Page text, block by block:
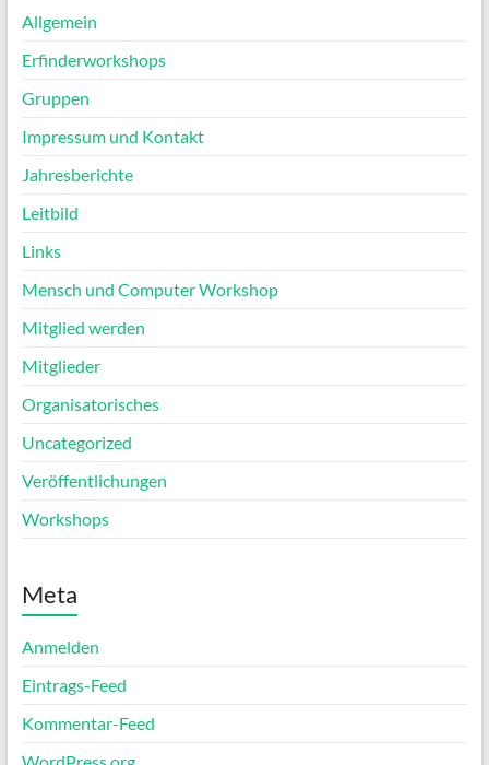
Allgemein
Erfinderworkshops
Gruppen
Impressum und Kontakt
Jahresberichte
Leitbild
Links
Mensch und Computer Workshop
Mitglied werden
Mitglieder
Organisatorisches
Uncategorized
Veröffentlichungen
Workshops
Meta
Anmelden
Eintrags-Feed
Kommentar-Feed